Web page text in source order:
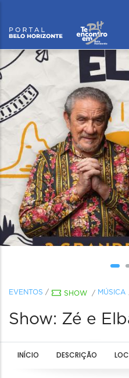
EVENTOS / SHOW / MÚSICA
Show: Zé e
INÍCIO DESCRIÇÃO